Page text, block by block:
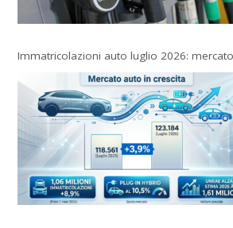
Immatricolazioni auto luglio 2026: